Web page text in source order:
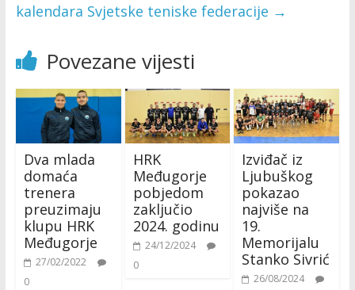
kalendara Svjetske teniske federacije →
Povezane vijesti
Dva mlada
domaća
trenera
preuzimaju
klupu HRK
Međugorje
27/02/2022
0
HRK
Međugorje
pobjedom
zaključio
2024. godinu
24/12/2024
0
Izviđač iz
Ljubuškog
pokazao
najviše na
19.
Memorijalu
Stanko Sivrić
26/08/2024